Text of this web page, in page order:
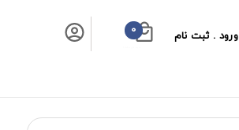
ورود . ثبت نام 0